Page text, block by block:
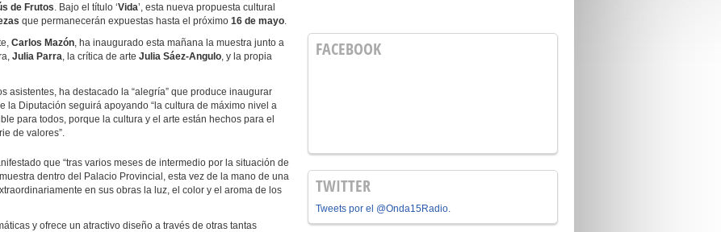
de Frutos. Bajo el título ‘Vida’, esta nueva propuesta cultural
que permanecerán expuestas hasta el próximo 16 de mayo.
Carlos Mazón, ha inaugurado esta mañana la muestra junto a
Julia Parra, la crítica de arte Julia Sáez-Angulo, y la propia
ha destacado la “alegría” que produce inaugurar
la Diputación seguirá apoyando “la cultura de máximo nivel a
para todos, porque la cultura y el arte están hechos para el
de valores”.
que “tras varios meses de intermedio por la situación de
dentro del Palacio Provincial, esta vez de la mano de una
en sus obras la luz, el color y el aroma de los
y ofrece un atractivo diseño a través de otras tantas
FACEBOOK
TWITTER
Tweets por el @Onda15Radio.